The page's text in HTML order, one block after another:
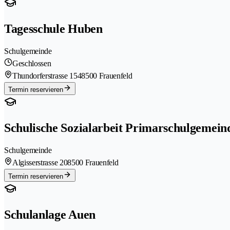
Tagesschule Huben
Schulgemeinde
Geschlossen
Thundorferstrasse 1548500 Frauenfeld
Termin reservieren
Schulische Sozialarbeit
Schulgemeinde
Algisserstrasse 208500 Frauenfeld
Termin reservieren
Schulanlage Auen